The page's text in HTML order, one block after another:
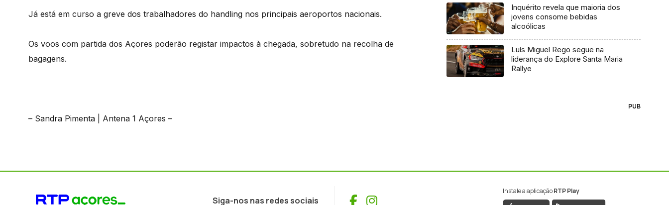
Já está em curso a greve dos trabalhadores do handling nos principais aeroportos nacionais.
Os voos com partida dos Açores poderão registar impactos à chegada, sobretudo na recolha de
bagagens.
– Sandra Pimenta | Antena 1 Açores –
Inquérito revela que maioria dos
jovens consome bebidas
alcoólicas
Luís Miguel Rego segue na
liderança do Explore Santa Maria
Rallye
PUB
Siga-nos nas redes sociais Facebook
Instagram
Instale a aplicaçãoRTP Play